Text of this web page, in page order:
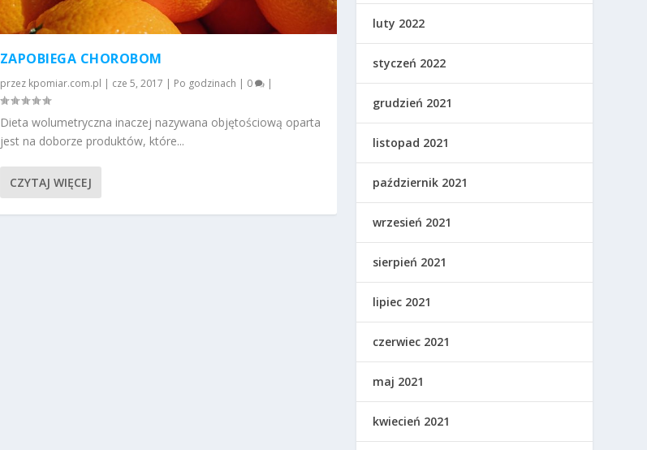
ZAPOBIEGA CHOROBOM
przez kpomiar.com.pl | cze 5, 2017 | Po godzinach | 0 |
Dieta wolumetryczna inaczej nazywana objętościową oparta
jest na doborze produktów, które...
CZYTAJ WIĘCEJ
luty 2022
styczeń 2022
grudzień 2021
listopad 2021
październik 2021
wrzesień 2021
sierpień 2021
lipiec 2021
czerwiec 2021
maj 2021
kwiecień 2021